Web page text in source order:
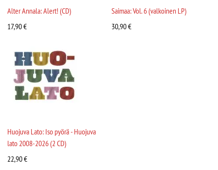
Alter Annala: Alert! (CD)
17,90€
Saimaa: Vol. 6 (valkoinen LP)
30,90€
Huojuva Lato: Iso pyörä - Huojuva
lato 2008-2026 (2 CD)
22,90€